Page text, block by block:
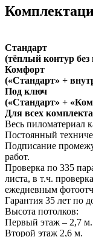
Стандарт
(тёплый контур без
Комфорт
(«Стандарт» +
Под ключ
(«Стандарт» +
Для всех
Весь пиломатериал
Постоянный
Подписание
работ.
Проверка по 335
листа, в т.ч.
ежедневным
Гарантия 35 лет по
Высота потолков:
Первый этаж – 2,7 м.
Второй этаж 2,6 м.